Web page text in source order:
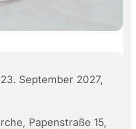
September 2027,
Papenstraße 15,